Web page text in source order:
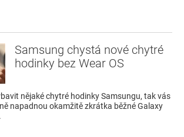
Samsung chystá nové chytré
hodinky bez Wear OS
nějaké chytré hodinky Samsungu, tak vás
napadnou okamžitě zkrátka běžné Galaxy